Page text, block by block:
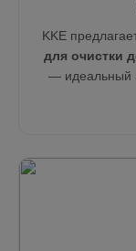
KKE
для очистки
— идеальный